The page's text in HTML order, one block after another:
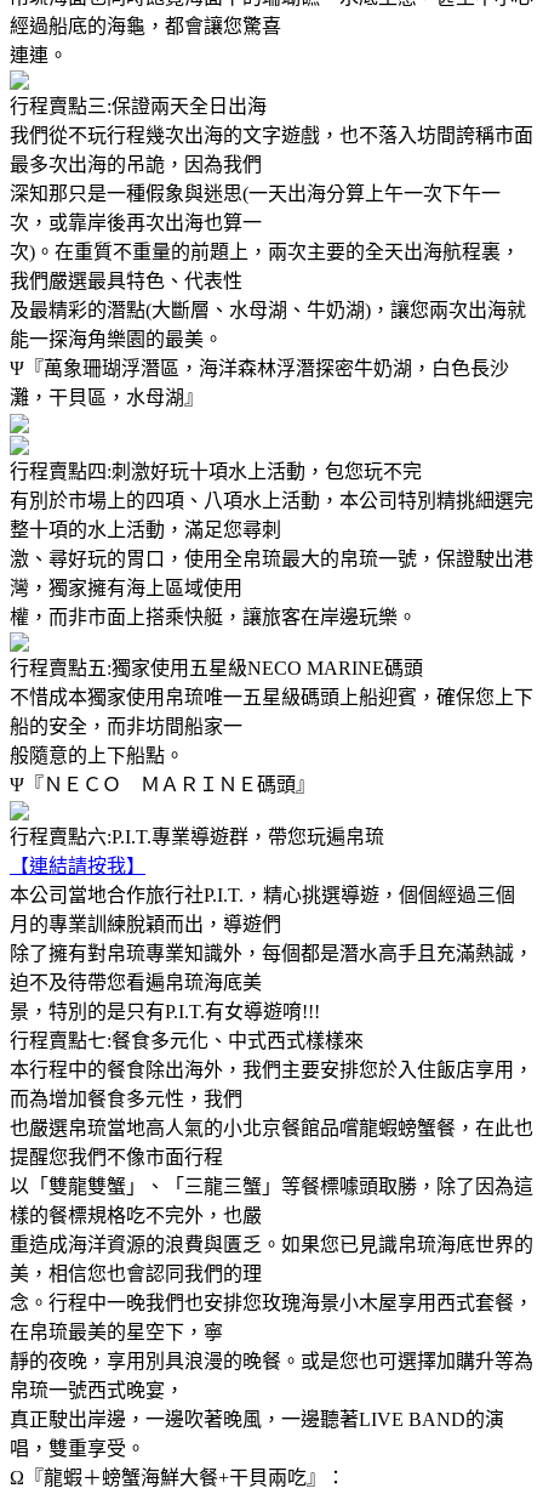
經過船底的海龜，都會讓您驚喜
連連。
行程賣點三:保證兩天全日出海
我們從不玩行程幾次出海的文字遊戲，也不落入坊間誇稱市面
最多次出海的吊詭，因為我們
深知那只是一種假象與迷思(一天出海分算上午一次下午一
次，或靠岸後再次出海也算一
次)。在重質不重量的前題上，兩次主要的全天出海航程裏，
我們嚴選最具特色、代表性
及最精彩的潛點(大斷層、水母湖、牛奶湖)，讓您兩次出海就
能一探海角樂園的最美。
Ψ『萬象珊瑚浮潛區，海洋森林浮潛探密牛奶湖，白色長沙
灘，干貝區，水母湖』
行程賣點四:刺激好玩十項水上活動，包您玩不完
有別於市場上的四項、八項水上活動，本公司特別精挑細選完
整十項的水上活動，滿足您尋刺
激、尋好玩的胃口，使用全帛琉最大的帛琉一號，保證駛出港
灣，獨家擁有海上區域使用
權，而非市面上搭乘快艇，讓旅客在岸邊玩樂。
行程賣點五:獨家使用五星級NECO MARINE碼頭
不惜成本獨家使用帛琉唯一五星級碼頭上船迎賓，確保您上下
船的安全，而非坊間船家一
般隨意的上下船點。
Ψ『ＮＥＣＯ ＭＡＲＩＮＥ碼頭』
行程賣點六:P.I.T.專業導遊群，帶您玩遍帛琉
【連結請按我】
本公司當地合作旅行社P.I.T.，精心挑選導遊，個個經過三個
月的專業訓練脫穎而出，導遊們
除了擁有對帛琉專業知識外，每個都是潛水高手且充滿熱誠，
迫不及待帶您看遍帛琉海底美
景，特別的是只有P.I.T.有女導遊唷!!!
行程賣點七:餐食多元化、中式西式樣樣來
本行程中的餐食除出海外，我們主要安排您於入住飯店享用，
而為增加餐食多元性，我們
也嚴選帛琉當地高人氣的小北京餐館品嚐龍蝦螃蟹餐，在此也
提醒您我們不像市面行程
以「雙龍雙蟹」、「三龍三蟹」等餐標噱頭取勝，除了因為這
樣的餐標規格吃不完外，也嚴
重造成海洋資源的浪費與匱乏。如果您已見識帛琉海底世界的
美，相信您也會認同我們的理
念。行程中一晚我們也安排您玫瑰海景小木屋享用西式套餐，
在帛琉最美的星空下，寧
靜的夜晚，享用別具浪漫的晚餐。或是您也可選擇加購升等為
帛琉一號西式晚宴，
真正駛出岸邊，一邊吹著晚風，一邊聽著LIVE BAND的演
唱，雙重享受。
Ω『龍蝦＋螃蟹海鮮大餐+干貝兩吃』：